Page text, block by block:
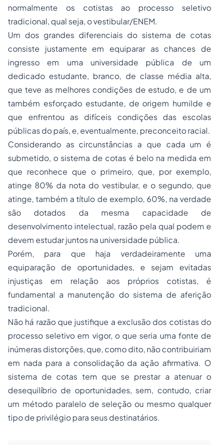
normalmente os cotistas ao processo seletivo
tradicional, qual seja, o vestibular/ENEM.
Um dos grandes diferenciais do sistema de cotas
consiste justamente em equiparar as chances de
ingresso em uma universidade pública de um
dedicado estudante, branco, de classe média alta,
que teve as melhores condições de estudo, e de um
também esforçado estudante, de origem humilde e
que enfrentou as difíceis condições das escolas
públicas do país, e, eventualmente, preconceito racial.
Considerando as circunstâncias a que cada um é
submetido, o sistema de cotas é belo na medida em
que reconhece que o primeiro, que, por exemplo,
atinge 80% da nota do vestibular, e o segundo, que
atinge, também a título de exemplo, 60%, na verdade
são dotados da mesma capacidade de
desenvolvimento intelectual, razão pela qual podem e
devem estudar juntos na universidade pública.
Porém, para que haja verdadeiramente uma
equiparação de oportunidades, e sejam evitadas
injustiças em relação aos próprios cotistas, é
fundamental a manutenção do sistema de aferição
tradicional.
Não há razão que justifique a exclusão dos cotistas do
processo seletivo em vigor, o que seria uma fonte de
inúmeras distorções, que, como dito, não contribuiriam
em nada para a consolidação da ação afirmativa. O
sistema de cotas tem que se prestar a atenuar o
desequilíbrio de oportunidades, sem, contudo, criar
um método paralelo de seleção ou mesmo qualquer
tipo de privilégio para seus destinatários.